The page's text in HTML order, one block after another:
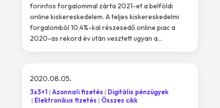
forintos forgalommal zárta 2021-et a belföldi
online kiskereskedelem. A teljes kiskereskedelmi
forgalomból 10,4%-kal részesedő online piac a
2020-as rekord év után vesztett ugyan a...
2020.08.05.
3x3+1 Azonnali fizetés
Digitális pénzügyek
Elektronikus fizetés
Összes cikk